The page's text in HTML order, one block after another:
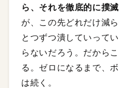
ら、それを徹底的に撲滅
が、この先どれだけ減
とつずつ潰していって
らないだろう。だから
る。ゼロになるまで、
は続く。